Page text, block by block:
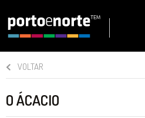
VOLTAR
O ÁCACIO